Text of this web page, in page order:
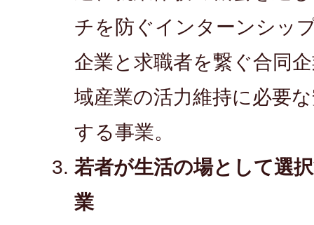
チを防ぐインターンシッ
企業と求職者を繋ぐ合同
域産業の活力維持に必要
する事業。
若者が生活の場として選
業